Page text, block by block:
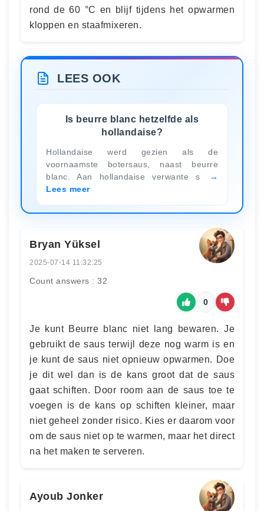
rond de 60 °C en blijf tijdens het opwarmen
kloppen en staafmixeren.
LEES OOK
Is beurre blanc hetzelfde als
hollandaise?
Hollandaise werd gezien als de
voornaamste botersaus, naast beurre
blanc. Aan hollandaise verwante s
Lees meer
Bryan Yüksel
2025-07-14 11:32:25
Count answers : 32
0
Je kunt Beurre blanc niet lang bewaren. Je
gebruikt de saus terwijl deze nog warm is en
je kunt de saus niet opnieuw opwarmen. Doe
je dit wel dan is de kans groot dat de saus
gaat schiften. Door room aan de saus toe te
voegen is de kans op schiften kleiner, maar
niet geheel zonder risico. Kies er daarom voor
om de saus niet op te warmen, maar het direct
na het maken te serveren.
Ayoub Jonker